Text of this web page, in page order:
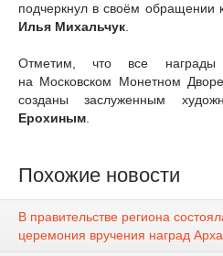
подчеркнул в своём обращении
Илья Михальчук
Отметим, что все
на Московском Монетном
созданы заслуженным
Ерохиным
Похожие новости
В правительстве региона
церемония вручения наград